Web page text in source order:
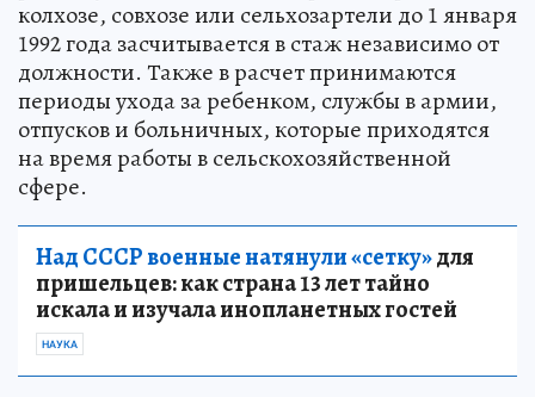
колхозе, совхозе или сельхозартели до 1 января
1992 года засчитывается в стаж независимо от
должности. Также в расчет принимаются
периоды ухода за ребенком, службы в армии,
отпусков и больничных, которые приходятся
на время работы в сельскохозяйственной
сфере.
Над СССР военные натянули «сетку»для
пришельцев: как страна 13 лет тайно
искала и изучала инопланетных гостей
НАУКА